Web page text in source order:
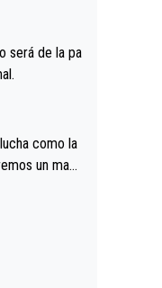
en San S
podríamos t
será de la pa
como la
un magn